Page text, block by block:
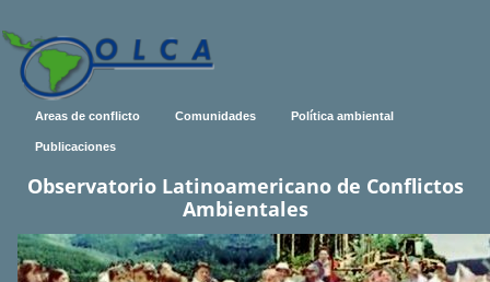
Areas de conflicto Comunidades Política ambiental
Publicaciones
Observatorio Latinoamericano de Conflictos
Ambientales